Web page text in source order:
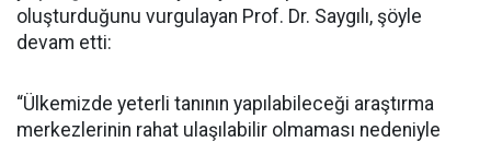
oluşturduğunu vurgulayan Prof. Dr. Saygılı, şöyle
devam etti:
“Ülkemizde yeterli tanının yapılabileceği araştırma
merkezlerinin rahat ulaşılabilir olmaması nedeniyle